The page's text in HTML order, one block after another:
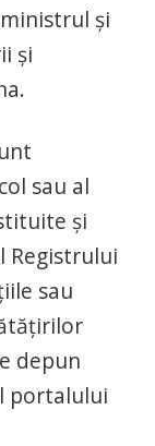
și
și
sau al
și
Registrului
sau
depun
portalului